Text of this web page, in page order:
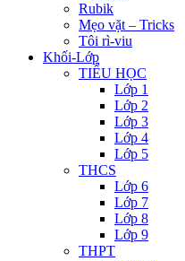
Rubik
Mẹo vặt – Tricks
Tôi rì-viu
Khối-Lớp
TIỂU HỌC
Lớp 1
Lớp 2
Lớp 3
Lớp 4
Lớp 5
THCS
Lớp 6
Lớp 7
Lớp 8
Lớp 9
THPT